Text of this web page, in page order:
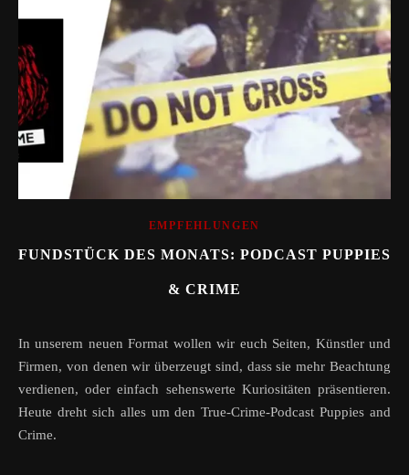
EMPFEHLUNGEN
FUNDSTÜCK DES MONATS: PODCAST PUPPIES
& CRIME
In unserem neuen Format wollen wir euch Seiten, Künstler und
Firmen, von denen wir überzeugt sind, dass sie mehr Beachtung
verdienen, oder einfach sehenswerte Kuriositäten präsentieren.
Heute dreht sich alles um den True-Crime-Podcast Puppies and
Crime.